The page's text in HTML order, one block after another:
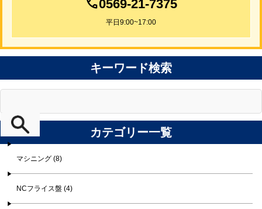
0569-21-7375
平日9:00~17:00
キーワード検索
カテゴリー一覧
マシニング (8)
NCフライス盤 (4)